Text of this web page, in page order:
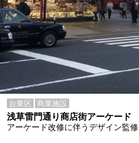
台東区 商業施設
浅草雷門通り商店街アーケード
アーケード改修に伴うデザイン監修